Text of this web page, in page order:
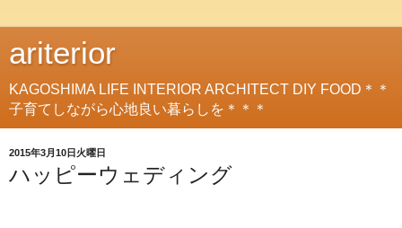
ariterior
KAGOSHIMA LIFE INTERIOR ARCHITECT DIY FOOD＊＊
子育てしながら心地良い暮らしを＊＊＊
2015年3月10日火曜日
ハッピーウェディング